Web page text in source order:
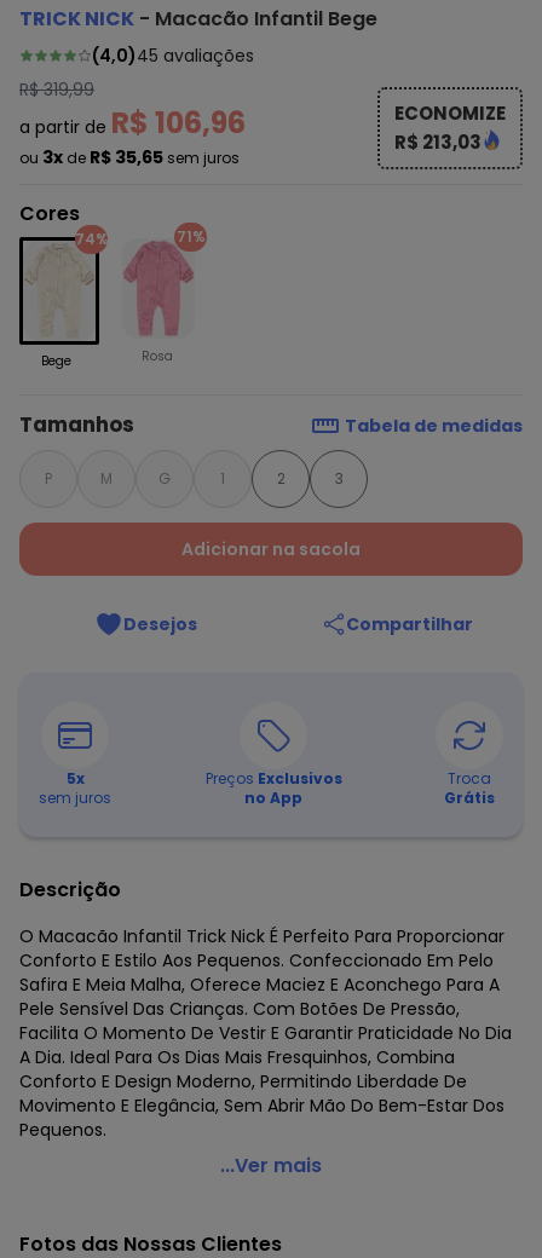
TRICK NICK - Macacão Infantil Bege
(4,0)45 avaliações
R$ 319,99
a partir de R$ 106,96
ou 3x de R$ 35,65 sem juros
ECONOMIZE
R$ 213,03
Cores
74%
Bege
71%
Rosa
Tamanhos Tabela de medidas
P M G 1 2 3
Adicionar na sacola
Desejos Compartilhar
5x
sem juros
Preços Exclusivos
no App
Troca
Grátis
Descrição
O Macacão Infantil Trick Nick É Perfeito Para Proporcionar
Conforto E Estilo Aos Pequenos. Confeccionado Em Pelo
Safira E Meia Malha, Oferece Maciez E Aconchego Para A
Pele Sensível Das Crianças. Com Botões De Pressão,
Facilita O Momento De Vestir E Garantir Praticidade No Dia
A Dia. Ideal Para Os Dias Mais Fresquinhos, Combina
Conforto E Design Moderno, Permitindo Liberdade De
Movimento E Elegância, Sem Abrir Mão Do Bem-Estar Dos
Pequenos.
Trick Nick - Macacão Infantil Bege
Fornecedor: ROVITEX IND E COM DE MALHAS LTDA / CNPJ
...Ver mais
Fotos das Nossas Clientes